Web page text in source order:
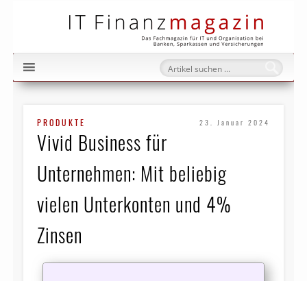
PRODUKTE 23. Januar 2024
Vivid Business für
Unternehmen: Mit beliebig
vielen Unterkonten und 4%
Zinsen